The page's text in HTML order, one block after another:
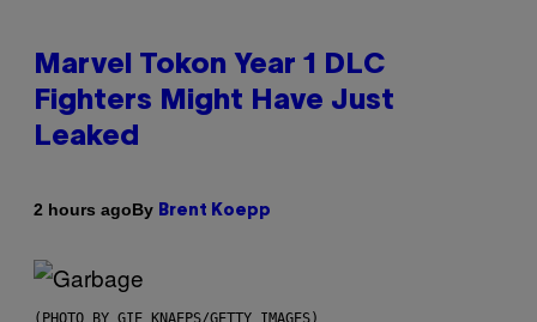
Marvel Tokon Year 1 DLC
Fighters Might Have Just
Leaked
2 hours agoBy Brent Koepp
(PHOTO BY GIE KNAEPS/GETTY IMAGES)